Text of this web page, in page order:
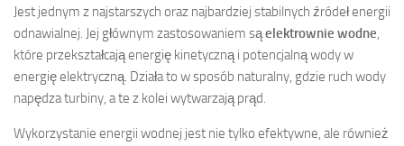
Jest jednym z najstarszych oraz najbardziej stabilnych źródeł energii
odnawialnej. Jej głównym zastosowaniem sąelektrownie wodne,
które przekształcają energię kinetyczną i potencjalną wody w
energię elektryczną. Działa to w sposób naturalny, gdzie ruch wody
napędza turbiny, a te z kolei wytwarzają prąd.
Wykorzystanie energii wodnej jest nie tylko efektywne, ale również